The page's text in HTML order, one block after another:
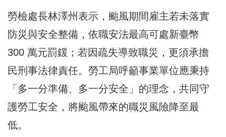
勞檢處長林澤州表示，颱風期間雇主若未落實
防災與安全整備，依職安法最高可處新臺幣
300 萬元罰鍰；若因疏失導致職災，更須承擔
民刑事法律責任。勞工局呼籲事業單位應秉持
「多一分準備、多一分安全」的理念，共同守
護勞工安全，將颱風帶來的職災風險降至最
低。